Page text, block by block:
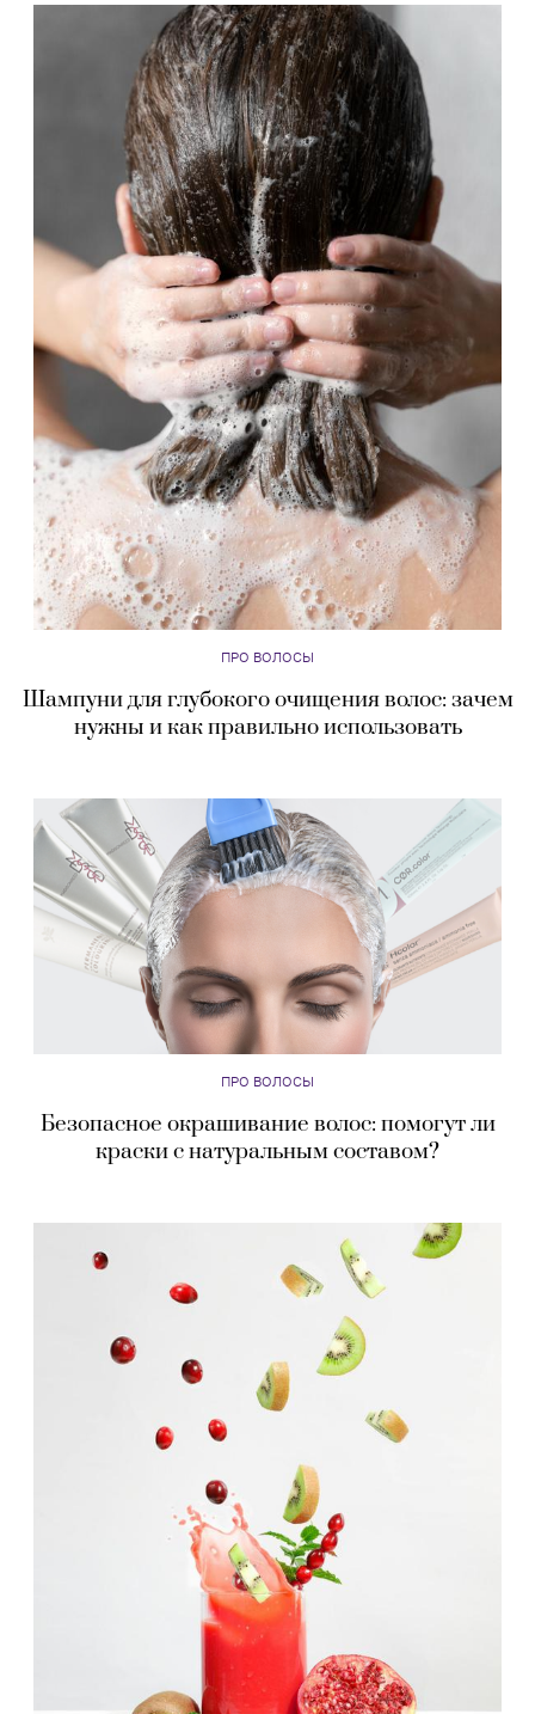
ПРО ВОЛОСЫ
Шампуни для глубокого очищения волос: зачем
нужны и как правильно использовать
ПРО ВОЛОСЫ
Безопасное окрашивание волос: помогут ли
краски с натуральным составом?